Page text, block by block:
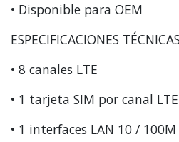
• Disponible para OEM
ESPECIFICACIONES
• 8 canales LTE
• 1 tarjeta SIM por canal LTE
• 1 interfaces LAN 10 / 100M